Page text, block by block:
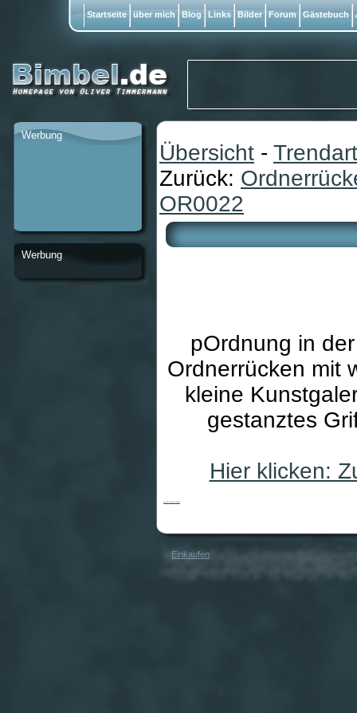
Übersicht -
Zurück:
OR0022
pOrdnung in
Ordnerrücken mit
kleine
gestanztes
Hier klicken:
Einkaufen
Werbung
Werbung
Startseite über mich Blog Links Bilder Forum Gästebuch